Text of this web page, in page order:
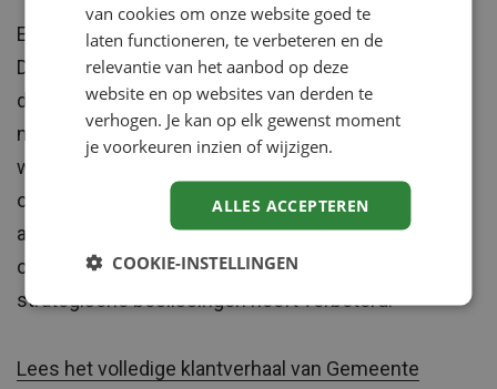
Een inspirerend voorbeeld is de Gemeente
Doetinchem, waar SPP succesvol werd ingezet
dankzij maatwerk en workshops in samenwerking
met Reijn. HR-adviseur Esmeralda Buré vertelt: “De
workshops zorgden voor breed draagvlak binnen de
organisatie.” Strategieadviseur Thijs Boonman vult
aan: “Voor het eerst hebben we een compleet
overzicht van ons personeelsbestand, wat onze
strategische beslissingen heeft verbeterd.”
Lees het volledige klantverhaal van Gemeente
van cookies om onze website goed te
laten functioneren, te verbeteren en de
relevantie van het aanbod op deze
website en op websites van derden te
verhogen. Je kan op elk gewenst moment
je voorkeuren inzien of wijzigen.
ALLES ACCEPTEREN
COOKIE-INSTELLINGEN